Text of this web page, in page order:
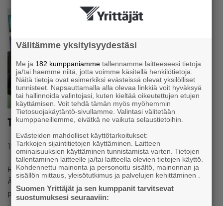
Tulevaisuuteen luotsaajat valitaan kohta
15.3.2017 klo 14:50 Uutinen #KUNTA
Reilun kolmen viikon kuluttua on kunnallisvaalit.
Äänestäjillä on suuri vastuu siitä, ketä he valitsevat
päättämään yhteisistä asioista, myös yrityksiä ja…
Välitämme yksityisyydestäsi
Me ja 182 kumppaniamme tallennamme laitteeseesi tietoja
ja/tai haemme niitä, jotta voimme käsitellä henkilötietoja.
Näitä tietoja ovat esimerkiksi evästeissä olevat yksilölliset
tunnisteet. Napsauttamalla alla olevaa linkkiä voit hyväksyä
tai hallinnoida valintojasi, kuten kieltää oikeutettujen etujen
käyttämisen. Voit tehdä tämän myös myöhemmin
Tietosuojakäytäntö-sivullamme. Valintasi välitetään
kumppaneillemme, eivätkä ne vaikuta selaustietoihin.
Evästeiden mahdolliset käyttötarkoitukset:
Tarkkojen sijaintitietojen käyttäminen. Laitteen
ominaisuuksien käyttäminen tunnistamista varten. Tietojen
tallentaminen laitteelle ja/tai laitteella olevien tietojen käyttö.
Kohdennettu mainonta ja personoitu sisältö, mainonnan ja
sisällön mittaus, yleisötutkimus ja palvelujen kehittäminen .
Suomen Yrittäjät ja sen kumppanit tarvitsevat
suostumuksesi seuraaviin: